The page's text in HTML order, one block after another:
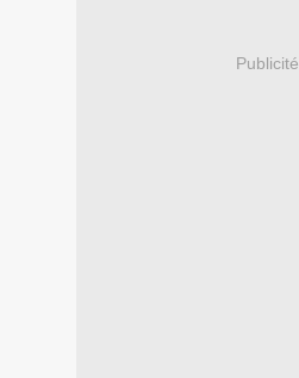
Publicité